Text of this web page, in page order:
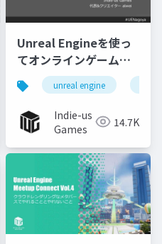
ネットワークゲーム
Unreal Engineを使っ
てオンラインゲームを
作ってみよう！
unreal engine
Indie-us
Games
14.7K